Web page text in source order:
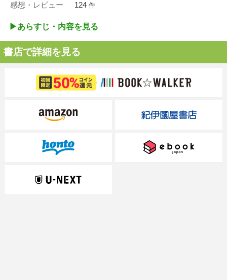
感想・レビュー 124 件
▶︎あらすじ・内容を見る
書店で詳細を見る